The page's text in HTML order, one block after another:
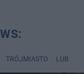
TRÓJMIASTO LUBLIN